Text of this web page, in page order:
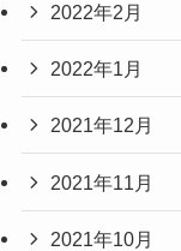
2022年2月
2022年1月
2021年12月
2021年11月
2021年10月